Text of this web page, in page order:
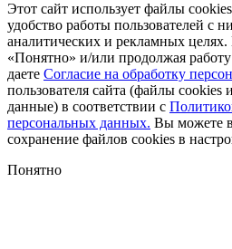
Этот сайт использует файлы
удобство работы пользователей с
аналитических и рекламных
«Понятно» и/или продолжая
даете Согласие на обработку
пользователя сайта (файлы cookies
данные) в соответствии с
персональных данных. Вы можете
сохранение файлов cookies в
Понятно